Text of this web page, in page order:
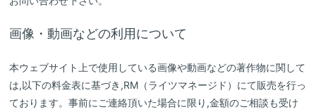
画像・動画などの利用について
本ウェブサイト上で使用している画像や動画などの著作物に関して
は,以下の料金表に基づき,RM（ライツマネージド）にて販売を行っ
ております。事前にご連絡頂いた場合に限り,金額のご相談も受け